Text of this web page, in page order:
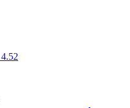
4.52